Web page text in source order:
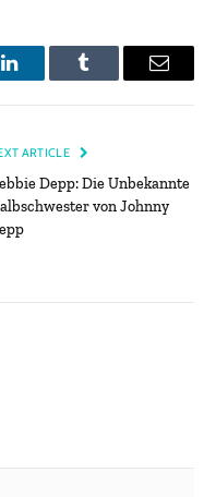
LinkedInTumblr Email
ARTICLE
Depp: Die Unbekannte
von Johnny